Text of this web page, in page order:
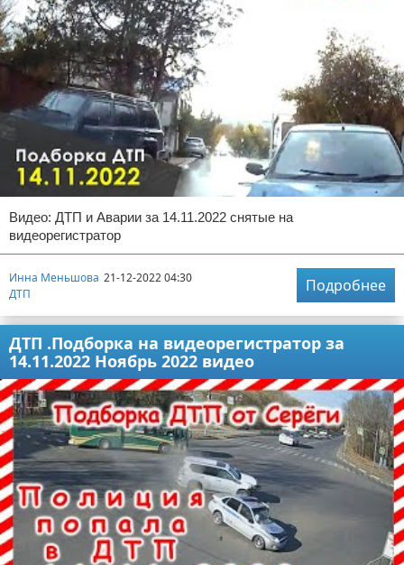
Видео: ДТП и Аварии за 14.11.2022 снятые на
видеорегистратор
Инна Меньшова 21-12-2022 04:30
ДТП
Подробнее
ДТП .Подборка на видеорегистратор за
14.11.2022 Ноябрь 2022 видео